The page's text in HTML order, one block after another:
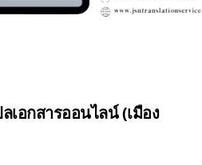
อกสารออนไลน์ (เมือง